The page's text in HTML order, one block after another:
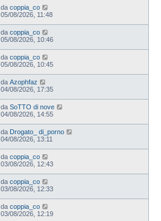
da coppia_co
05/08/2026, 11:48
da coppia_co
05/08/2026, 10:46
da coppia_co
05/08/2026, 10:45
da Azophfaz
04/08/2026, 17:35
da SoTTO di nove
04/08/2026, 14:55
da Drogato_ di_porno
04/08/2026, 13:11
da coppia_co
03/08/2026, 12:43
da coppia_co
03/08/2026, 12:33
da coppia_co
03/08/2026, 12:19